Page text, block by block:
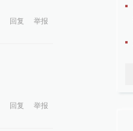
回复 举报
回复 举报